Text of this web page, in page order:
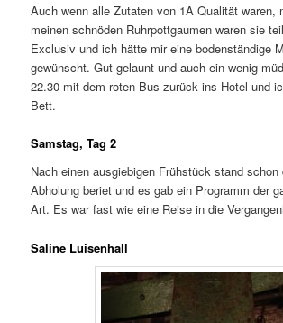
Auch wenn alle Zutaten von 1A Qualität waren,
meinen schnöden Ruhrpottgaumen waren sie
Exclusiv und ich hätte mir eine bodenständige
gewünscht. Gut gelaunt und auch ein wenig
22.30 mit dem roten Bus zurück ins Hotel und
Bett.
Samstag, Tag 2
Nach einen ausgiebigen Frühstück stand
Abholung beriet und es gab ein Programm der
Art. Es war fast wie eine Reise in die
Saline Luisenhall